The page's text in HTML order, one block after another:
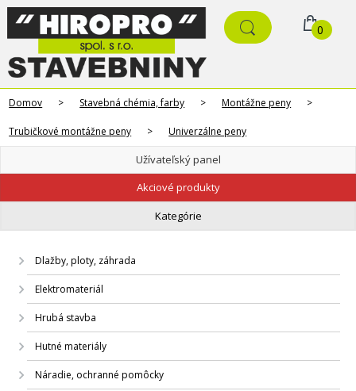
0
Domov > Stavebná chémia, farby > Montážne peny >
Trubičkové montážne peny > Univerzálne peny
Užívateľský panel
Akciové produkty
Kategórie
Dlažby, ploty, záhrada
Elektromateriál
Hrubá stavba
Hutné materiály
Náradie, ochranné pomôcky